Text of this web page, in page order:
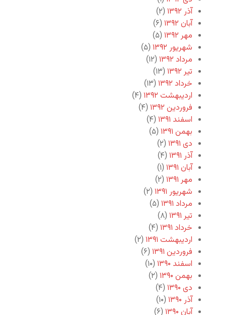
آذر ۱۳۹۲
(۲)
آبان ۱۳۹۲
(۶)
مهر ۱۳۹۲
(۵)
شهریور ۱۳۹۲
(۵)
مرداد ۱۳۹۲
(۱۲)
تیر ۱۳۹۲
(۱۳)
خرداد ۱۳۹۲
(۱۳)
اردیبهشت ۱۳۹۲
(۴)
فروردین ۱۳۹۲
(۴)
اسفند ۱۳۹۱
(۴)
بهمن ۱۳۹۱
(۵)
دی ۱۳۹۱
(۲)
آذر ۱۳۹۱
(۴)
آبان ۱۳۹۱
(۱)
مهر ۱۳۹۱
(۲)
شهریور ۱۳۹۱
(۲)
مرداد ۱۳۹۱
(۵)
تیر ۱۳۹۱
(۸)
خرداد ۱۳۹۱
(۴)
اردیبهشت ۱۳۹۱
(۲)
فروردین ۱۳۹۱
(۶)
اسفند ۱۳۹۰
(۱۰)
بهمن ۱۳۹۰
(۲)
دی ۱۳۹۰
(۴)
آذر ۱۳۹۰
(۱۰)
آبان ۱۳۹۰
(۶)